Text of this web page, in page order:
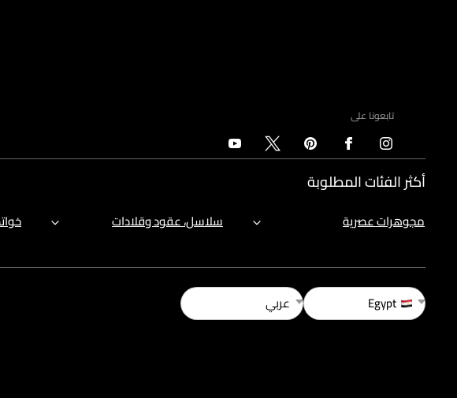
تابعونا على
أكثر الفئات المطلوبة
مجوهرات عصرية سلاسل، عقود وقلادات
Egypt عربي